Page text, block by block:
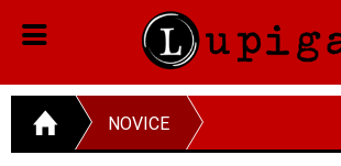
NOVICE